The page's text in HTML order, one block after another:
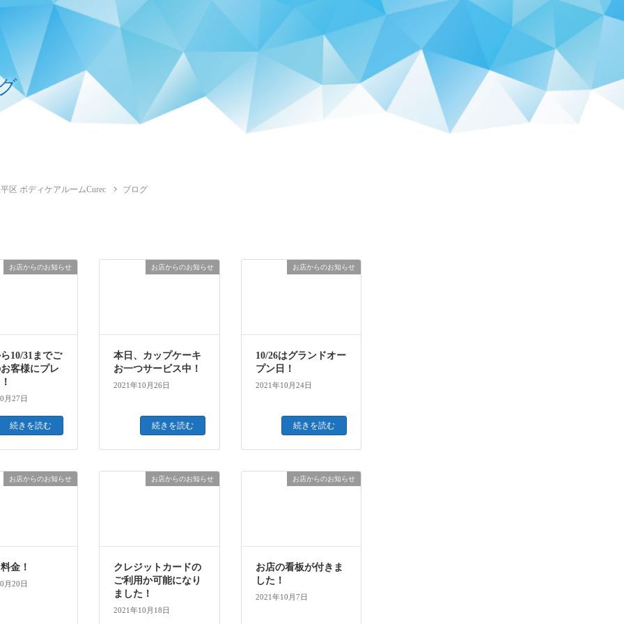
区 ボディケアルームCurec ブログ
お店からのお知らせ
10/31までご
客様にプレ
月27日
続きを読む
お店からのお知らせ
本日、カップケーキ
お一つサービス中！
2021年10月26日
続きを読む
お店からのお知らせ
10/26はグランドオー
プン日！
2021年10月24日
続きを読む
お店からのお知らせ
金！
月20日
お店からのお知らせ
クレジットカードの
ご利用か可能になり
ました！
2021年10月18日
お店からのお知らせ
お店の看板が付きま
した！
2021年10月7日